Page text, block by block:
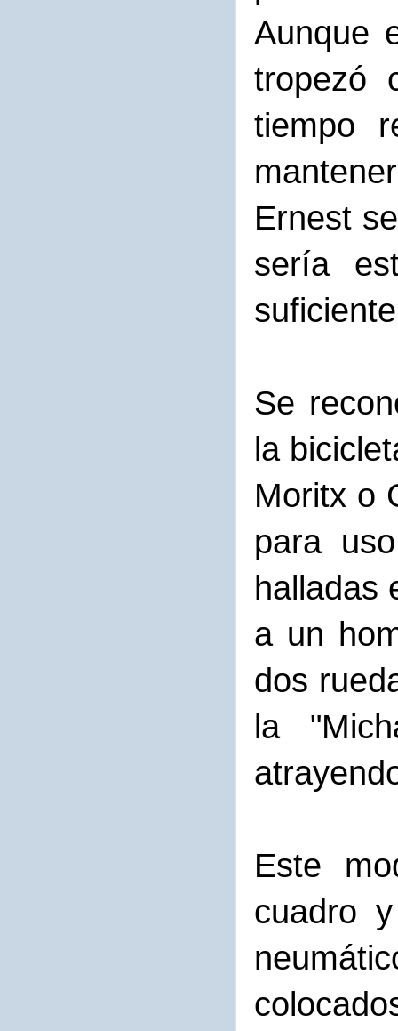
Aunque
tropezó
tiempo
Ernest
sería
Se
la
Moritx o
para
halladas
a un
dos
la
Este
cuadro